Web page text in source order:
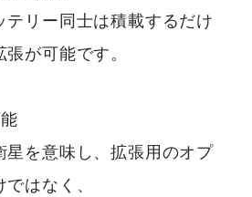
リー同士は積載するだけ
が可能です。
を意味し、拡張用のオプ
はなく、